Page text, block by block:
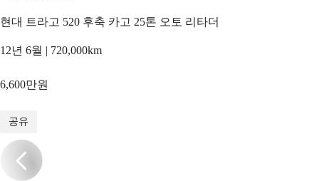
현대 트라고 520 후축 카고 25톤 오토 리타더
12년 6월 | 720,000km
6,600만원
공유
/9